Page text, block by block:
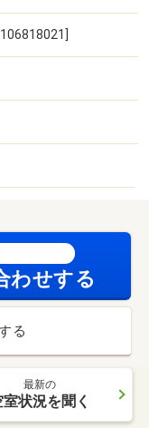
わせする
る
最新の
室状況を聞く